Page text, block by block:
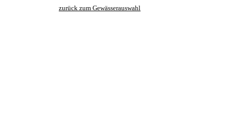
zurück zum Gewässerauswahl